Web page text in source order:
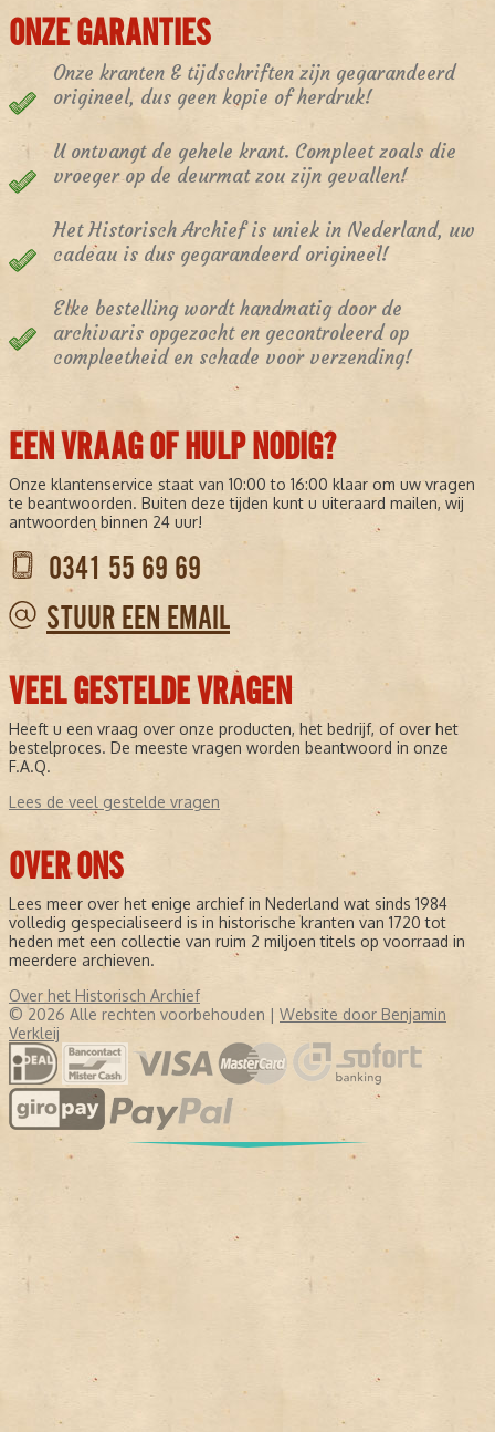
ONZE GARANTIES
Onze kranten & tijdschriften zijn gegarandeerd
origineel, dus geen kopie of herdruk!
U ontvangt de gehele krant. Compleet zoals die
vroeger op de deurmat zou zijn gevallen!
Het Historisch Archief is uniek in Nederland, uw
cadeau is dus gegarandeerd origineel!
Elke bestelling wordt handmatig door de
archivaris opgezocht en gecontroleerd op
compleetheid en schade voor verzending!
EEN VRAAG OF HULP NODIG?
Onze klantenservice staat van 10:00 to 16:00 klaar om uw vragen
te beantwoorden. Buiten deze tijden kunt u uiteraard mailen, wij
antwoorden binnen 24 uur!
0341 55 69 69
STUUR EEN EMAIL
VEEL GESTELDE VRAGEN
Heeft u een vraag over onze producten, het bedrijf, of over het
bestelproces. De meeste vragen worden beantwoord in onze
F.A.Q.
Lees de veel gestelde vragen
OVER ONS
Lees meer over het enige archief in Nederland wat sinds 1984
volledig gespecialiseerd is in historische kranten van 1720 tot
heden met een collectie van ruim 2 miljoen titels op voorraad in
meerdere archieven.
Over het Historisch Archief
© 2026 Alle rechten voorbehouden | Website door Benjamin
Verkleij